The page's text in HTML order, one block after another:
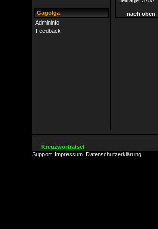
Gagolga
Admininfo
Feedback
nach oben
Kreuzworträtsel
Support Impressum Datenschutzerklärung